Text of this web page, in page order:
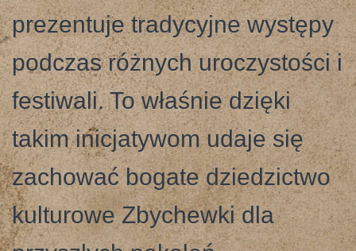
prezentuje tradycyjne występy
podczas różnych uroczystości i
festiwali. To właśnie dzięki
takim inicjatywom udaje się
zachować bogate dziedzictwo
kulturowe Zbychewki dla